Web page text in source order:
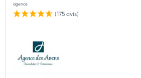
agence
(175 avis)